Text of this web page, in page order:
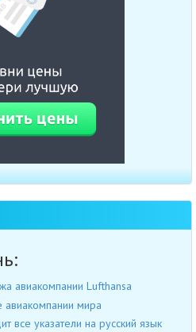
авиакомпании Lufthansa
мира
все указатели на русский язык